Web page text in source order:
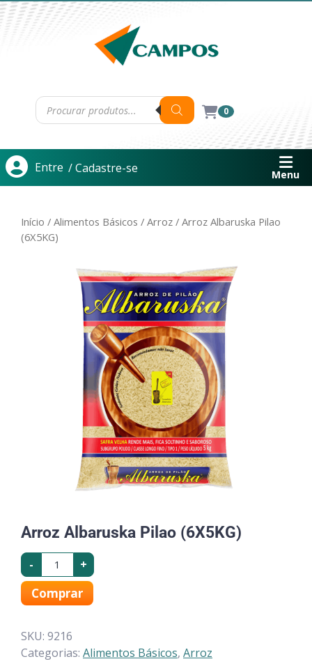
0
Entre / Cadastre-se Menu
Início / Alimentos Básicos / Arroz / Arroz Albaruska Pilao
(6X5KG)
Arroz Albaruska Pilao (6X5KG)
- +
Comprar
SKU: 9216
Categorias: Alimentos Básicos, Arroz